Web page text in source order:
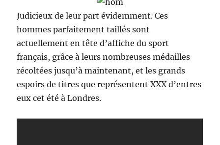
Judicieux de leur part évidemment. Ces
hommes parfaitement taillés sont
actuellement en tête d’affiche du sport
français, grâce à leurs nombreuses médailles
récoltées jusqu’à maintenant, et les grands
espoirs de titres que représentent XXX d’entres
eux cet été à Londres.